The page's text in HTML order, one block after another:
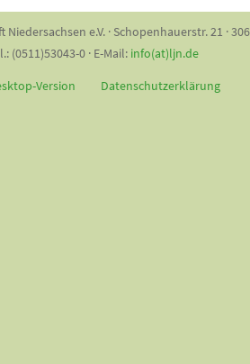
e.V. · Schopenhauerstr. 21 ·
(0511)53043-0 · E-Mail: info(at)ljn.de
Version
Datenschutzerklärung